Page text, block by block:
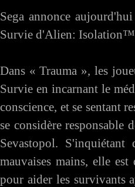
Sega annonce
Survie d'Alien: Isolation™,
Dans « Trauma », les
Survie en incarnant le
conscience, et se sentant
se considère
Sevastopol.
mauvaises mains, elle
pour aider les survivants